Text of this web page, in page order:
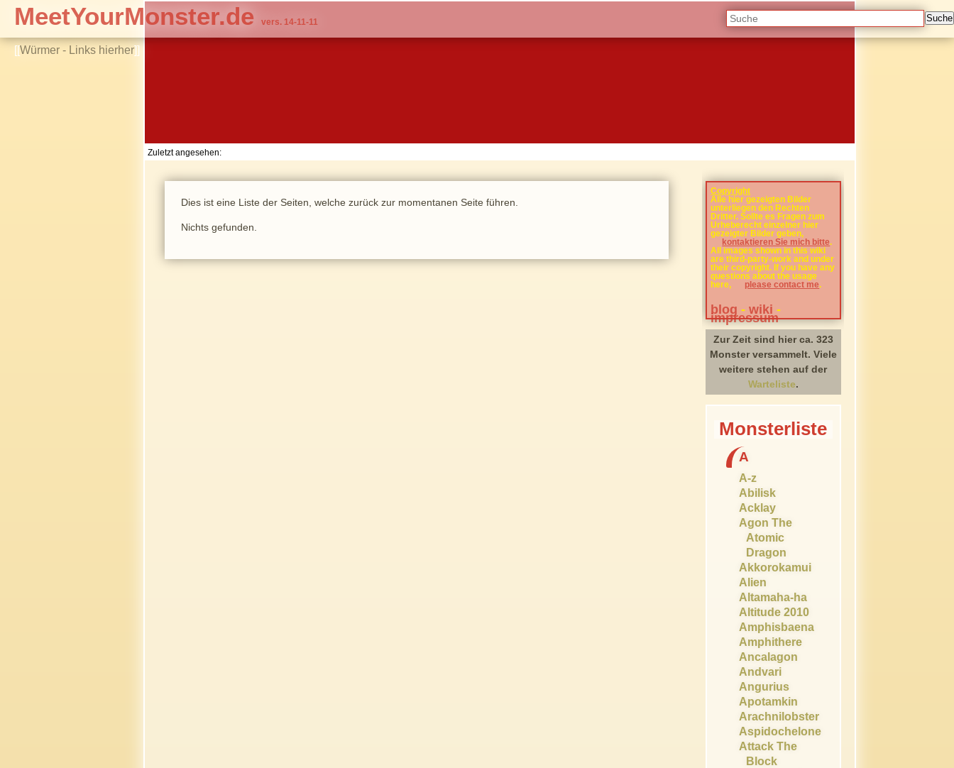
[[Würmer - Links hierher]]
MeetYourMonster.de vers. 14-11-11
Zuletzt angesehen:
Dies ist eine Liste der Seiten, welche zurück zur momentanen Seite führen.
Nichts gefunden.
Suche
Copyright
Alle hier gezeigten Bilder
unterliegen den Rechten
Dritter. Sollte es Fragen zum
Urheberecht einzelner hier
gezeigter Bilder geben,
kontaktieren Sie mich bitte.
All images shown in this wiki
are third-party-work and under
their copyright. If you have any
questions about the usage
here,
please contact me.
blog -wiki -
impressum
Zur Zeit sind hier ca. 323
Monster versammelt. Viele
weitere stehen auf der
Warteliste.
Monsterliste
A
A-z
Abilisk
Acklay
Agon The
Atomic
Dragon
Akkorokamui
Alien
Altamaha-ha
Altitude 2010
Amphisbaena
Amphithere
Ancalagon
Andvari
Angurius
Apotamkin
Arachnilobster
Aspidochelone
Attack The
Block